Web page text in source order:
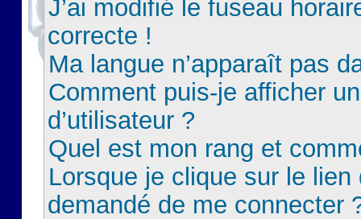
J’ai modifié le fuseau
correcte !
Ma langue n’apparaît pas
Comment puis-je afficher
d’utilisateur ?
Quel est mon rang et
Lorsque je clique sur le lien
demandé de me connecter